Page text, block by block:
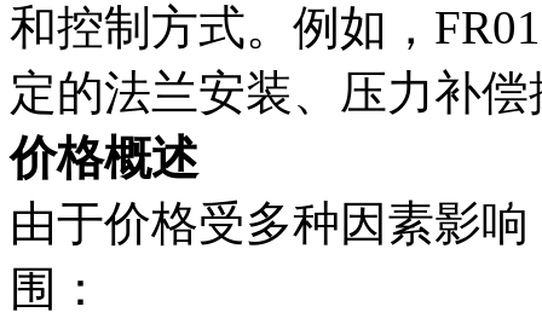
和控制方式。例如，
定的法兰安装、压力补
价格概述
由于价格受多种因素影
围：